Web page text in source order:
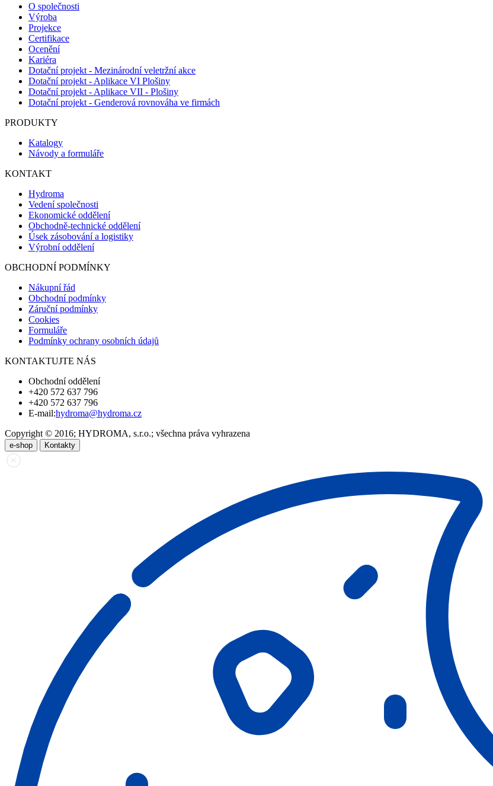
O společnosti
Výroba
Projekce
Certifikace
Ocenění
Kariéra
Dotační projekt - Mezinárodní veletržní akce
Dotační projekt - Aplikace VI Plošiny
Dotační projekt - Aplikace VII - Plošiny
Dotační projekt - Genderová rovnováha ve firmách
PRODUKTY
Katalogy
Návody a formuláře
KONTAKT
Hydroma
Vedení společnosti
Ekonomické oddělení
Obchodně-technické oddělení
Úsek zásobování a logistiky
Výrobní oddělení
OBCHODNÍ PODMÍNKY
Nákupní řád
Obchodní podmínky
Záruční podmínky
Cookies
Formuláře
Podmínky ochrany osobních údajů
KONTAKTUJTE NÁS
Obchodní oddělení
+420 572 637 796
+420 572 637 796
E-mail:hydroma@hydroma.cz
Copyright © 2016; HYDROMA, s.r.o.; všechna práva vyhrazena
e-shop Kontakty